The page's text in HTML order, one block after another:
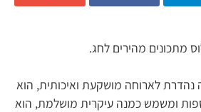
מתכונים מהירים לחג.
לארוחה מושקעת ואיכותית, הוא
ומשמש כמנה עיקרית מושלמת, הוא